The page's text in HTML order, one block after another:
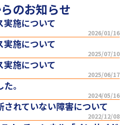
のお知らせ
実施について
2026/01/16
実施について
2025/07/10
実施について
2025/06/17
。
2024/05/16
れていない障害について
2022/12/08